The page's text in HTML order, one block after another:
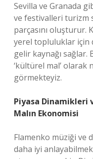
Sevilla ve Granada
ve festivalleri
parçasını oluşturur.
yerel topluluklar için
gelir kaynağı
‘kültürel mal’ olarak
görmekteyiz.
Piyasa Dinamikleri
Malın Ekonomisi
Flamenko müziği ve
daha iyi